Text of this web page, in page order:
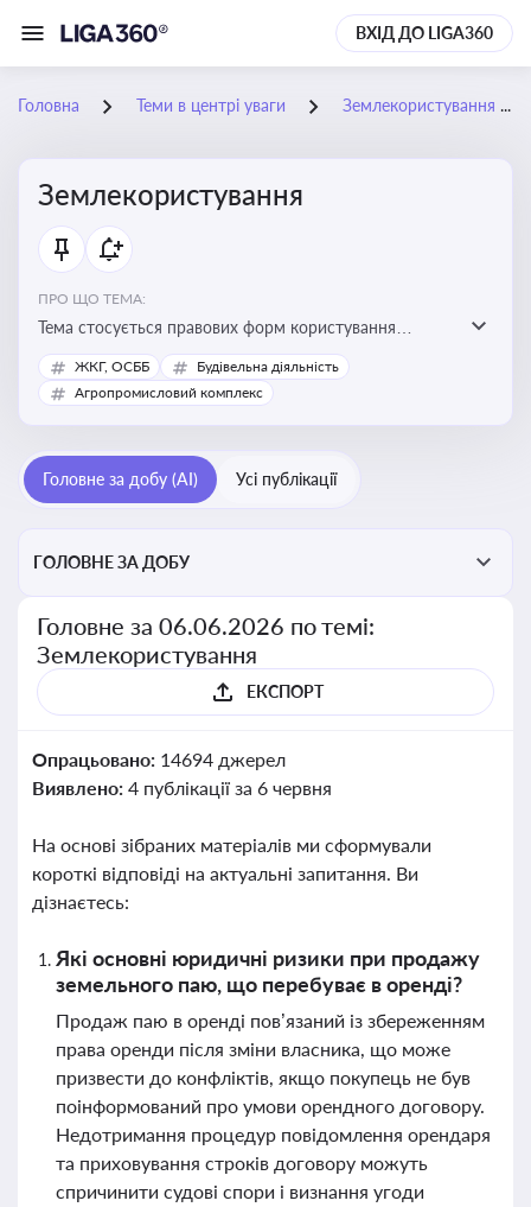
ВХІД ДО LIGA360
Головна Теми в центрі уваги Землекористування
Землекористування
ПРО ЩО ТЕМА:
Тема стосується правових форм користування
землею, зокрема умов доступу, володіння та
користування земельними ділянками різних форм
ЖКГ, ОСББ
Будівельна діяльність
Агропромисловий комплекс
Головне за добу (AI) Усі публікації
ГОЛОВНЕ ЗА ДОБУ
Головне за 06.06.2026 по темі:
Землекористування
ЕКСПОРТ
Опрацьовано: 14694 джерел
Виявлено: 4 публікації за 6 червня
На основі зібраних матеріалів ми сформували
короткі відповіді на актуальні запитання. Ви
дізнаєтесь:
Які основні юридичні ризики при продажу
земельного паю, що перебуває в оренді?
Продаж паю в оренді пов’язаний із збереженням
права оренди після зміни власника, що може
призвести до конфліктів, якщо покупець не був
поінформований про умови орендного договору.
Недотримання процедур повідомлення орендаря
та приховування строків договору можуть
спричинити судові спори і визнання угоди